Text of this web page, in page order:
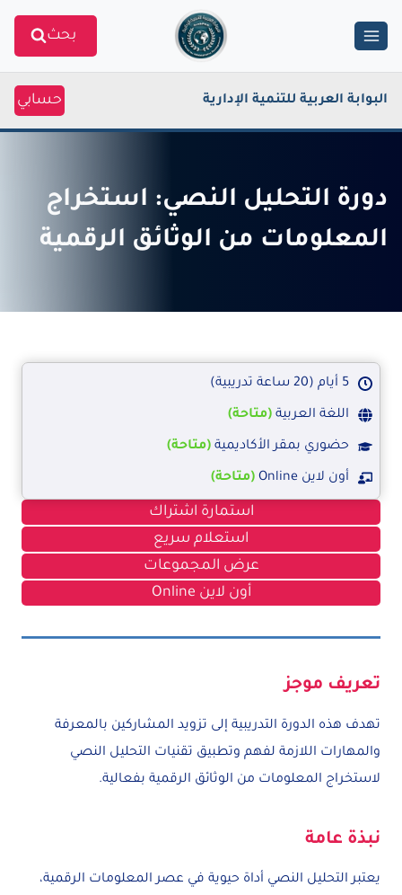
بحث
البوابة العربية للتنمية الإدارية حسابي
دورة التحليل النصي: استخراج
المعلومات من الوثائق الرقمية
5 أيام (20 ساعة تدريبية)
اللغة العربية (متاحة)
حضوري بمقر الأكاديمية (متاحة)
أون لاين Online (متاحة)
استمارة اشتراك
استعلام سريع
عرض المجموعات
أون لاين Online
تعريف موجز
تهدف هذه الدورة التدريبية إلى تزويد المشاركين بالمعرفة
والمهارات اللازمة لفهم وتطبيق تقنيات التحليل النصي
لاستخراج المعلومات من الوثائق الرقمية بفعالية.
نبذة عامة
يعتبر التحليل النصي أداة حيوية في عصر المعلومات الرقمية،